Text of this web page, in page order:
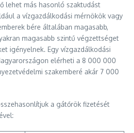
lehet más hasonló szaktudást
a vízgazdálkodási mérnökök vagy
bére általában magasabb,
magasabb szintű végzettséget
igényelnek. Egy vízgazdálkodási
elérheti a 8 000 000
szakemberé akár 7 000
a gátőrök fizetését